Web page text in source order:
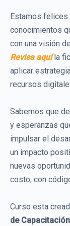
Estamos felices
conocimientos
con una visión
Revisa aquí la
aplicar
recursos
Sabemos que
y esperanzas
impulsar el
un impacto
nuevas
costo, con
Curso esta
de